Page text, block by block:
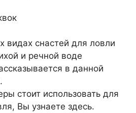
видах снастей для ловли
и речной воде
в данной
стоит использовать для
Вы узнаете здесь.